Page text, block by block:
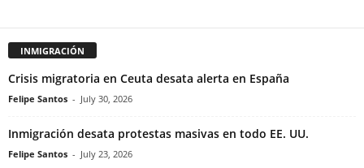
INMIGRACIÓN
Crisis migratoria en Ceuta desata alerta en España
Felipe Santos - July 30, 2026
Inmigración desata protestas masivas en todo EE. UU.
Felipe Santos - July 23, 2026